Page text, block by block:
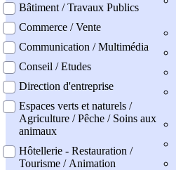
Bâtiment / Travaux Publics
Commerce / Vente
Communication / Multimédia
Conseil / Etudes
Direction d'entreprise
Espaces verts et naturels /
Agriculture / Pêche / Soins aux
animaux
Hôtellerie - Restauration /
Tourisme / Animation